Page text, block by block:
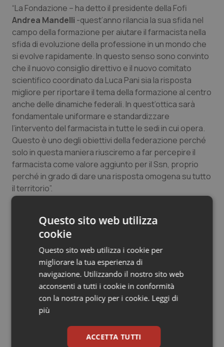
“La Fondazione – ha detto il presidente della Fofi
Andrea Mandelli -quest’anno rilancia la sua sfida nel
campo della formazione per aiutare il farmacista nella
sfida di evoluzione della professione in un mondo che
si evolve rapidamente. In questo senso sono convinto
che il nuovo consiglio direttivo e il nuovo comitato
scientifico coordinato da Luca Pani sia la risposta
migliore per riportare il tema della formazione al centro
anche delle dinamiche federali. In quest’ottica sarà
fondamentale uniformare e standardizzare
l’intervento del farmacista in tutte le sedi in cui opera.
Questo è uno degli obiettivi della federazione perché
solo in questa maniera riusciremo a far percepire il
farmacista come valore aggiunto per il Ssn, proprio
perché in grado di dare una risposta omogena su tutto
il territorio”.
valorizzare al massimo tutte le componenti della
professione e stimolare una sinergia operativa che si
trasformi in risposte reali per i cittadini”. Ha dichiarato
Simona Serao Creazzola,presidente della Sifo.
“L’azione del farmacista delle Aziende sanitarie – ha
spiegato – parte da quello che riguarda l’acuto e l’alta
specialità nell’ambito ospedaliero ma poi si fa carico di
tutte le componenti della territorializzazione
nella componente clinica può svolgere da connettore
di un sistema che genera valore. L’assistenza
Questo sito web utilizza
cookie
Questo sito web utilizza i cookie per
migliorare la tua esperienza di
navigazione. Utilizzando il nostro sito web
acconsenti a tutti i cookie in conformità
con la nostra policy per i cookie. Leggi di
più
ACCETTA TUTTI